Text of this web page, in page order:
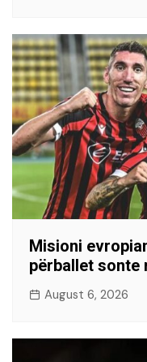
Misioni
përballet sonte
August 6, 2026